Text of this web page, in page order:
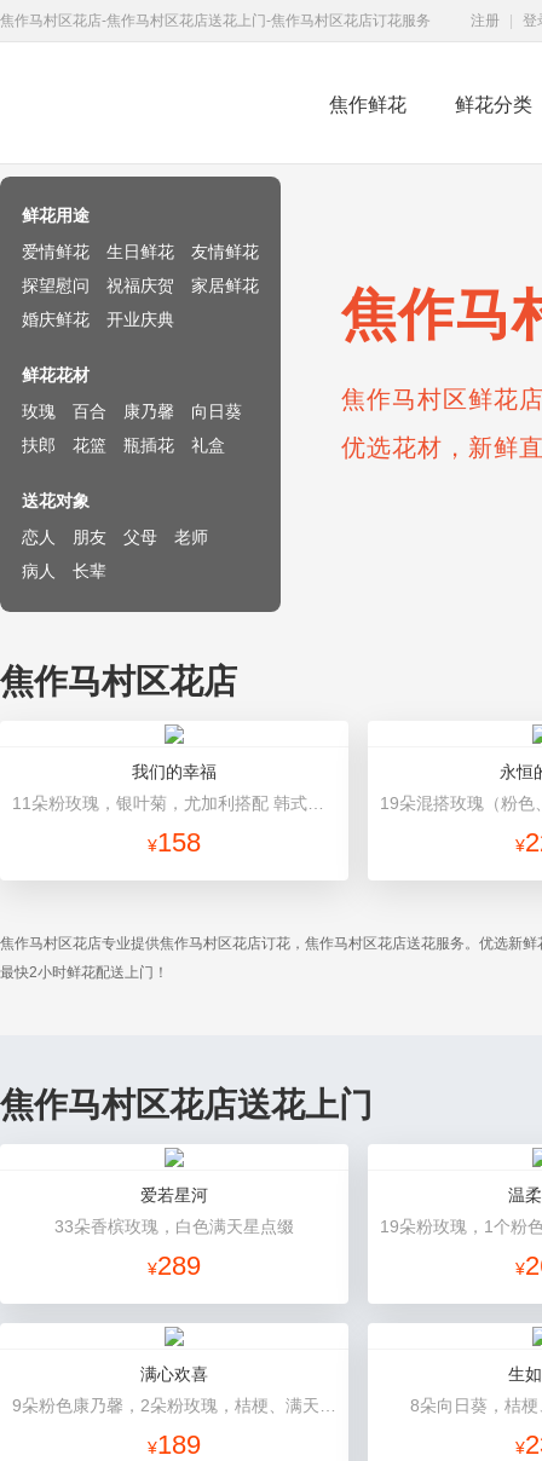
焦作马村区花店-焦作马村区花店送花上门-焦作马村区花店订花服务 注册 登
焦作鲜花 鲜花分类
焦作马
焦作马村区鲜花
优选花材，新鲜
鲜花用途
爱情鲜花
生日鲜花
友情鲜花
探望慰问
祝福庆贺
家居鲜花
婚庆鲜花
开业庆典
鲜花花材
玫瑰
百合 康乃馨
向日葵
扶郎
花篮 瓶插花 礼盒
送花对象
恋人
朋友 父母
老师
病人
长辈
焦作马村区花店
我们的幸福
¥158
永恒
¥
焦作马村区花店专业提供焦作马村区花店订花，焦作马村区花店送花服务。优选新
最快2小时鲜花配送上门！
焦作马村区花店送花上门
爱若星河
33朵香槟玫瑰，白色满天星点缀
¥289
温
¥
满心欢喜
¥189
生
8朵向日葵，桔
¥